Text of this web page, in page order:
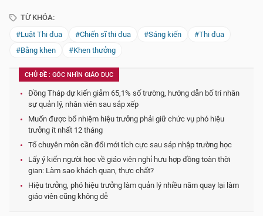
TỪ KHÓA:
#Luật Thi đua
#Chiến sĩ thi đua #Sáng kiến
#Thi đua
#Bằng khen
#Khen thưởng
CHỦ ĐỀ : GÓC NHÌN GIÁO DỤC
Đồng Tháp dự kiến giảm 65,1% số trường, hướng dẫn bố trí nhân
sự quản lý, nhân viên sau sắp xếp
Muốn được bổ nhiệm hiệu trưởng phải giữ chức vụ phó hiệu
trưởng ít nhất 12 tháng
Tổ chuyên môn cần đổi mới tích cực sau sáp nhập trường học
Lấy ý kiến người học về giáo viên nghỉ hưu hợp đồng toàn thời
gian: Làm sao khách quan, thực chất?
Hiệu trưởng, phó hiệu trưởng làm quản lý nhiều năm quay lại làm
giáo viên cũng không dễ